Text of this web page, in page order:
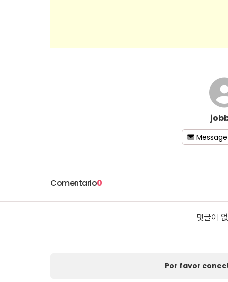
Message
Comentario0
댓글이
Por favor